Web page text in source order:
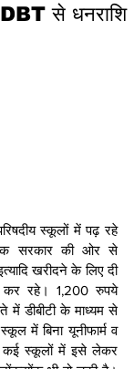
से धनराशि
स्कूलों में पढ़ रहे
सरकार की ओर से
खरीदने के लिए दी
कर रहे। 1,200 रुपये
डीबीटी के माध्यम से
में बिना यूनीफार्म व
कई स्कूलों में इसे लेकर